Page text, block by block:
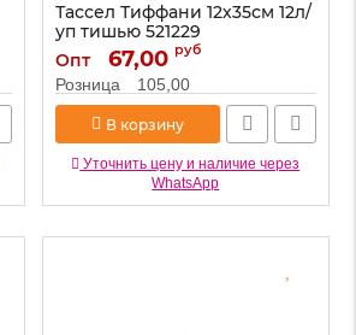
Тассел Тиффани 12х35см 12л/
уп тишью 521229
Артикул: 521229
Опт 67,00 руб
Розница 105,00
В корзину
Уточнить цену и наличие через
WhatsApp